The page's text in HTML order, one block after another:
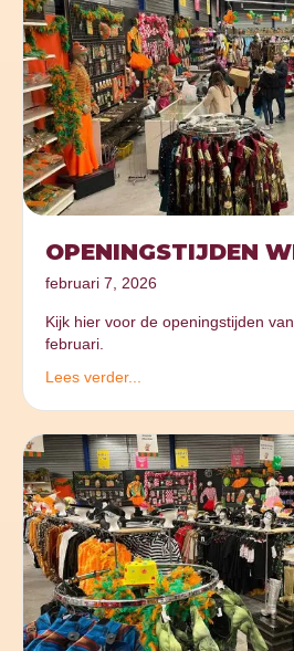
OPENINGSTIJDEN
februari 7, 2026
Kijk hier voor de openingstijden
februari.
Lees verder...